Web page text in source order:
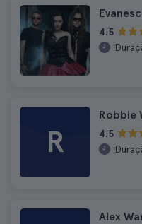
4.5
R
Robbie
4.5
Alex